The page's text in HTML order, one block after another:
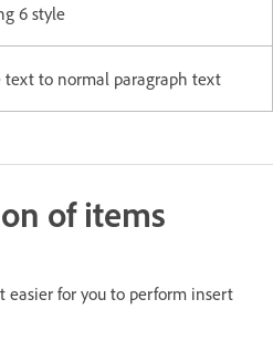
6 style
text to normal paragraph text
of items
for you to perform insert